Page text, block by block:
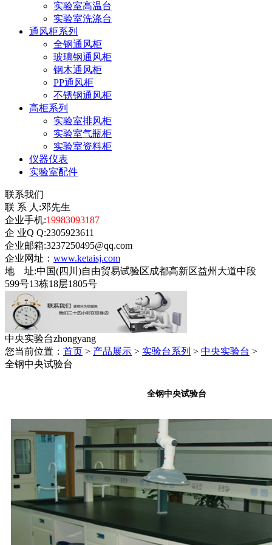
实验室高温台
实验室洗涤台
通风柜系列
全钢通风柜
玻璃钢通风柜
钢木通风柜
PP通风柜
不锈钢通风柜
高柜系列
实验室排风柜
实验室气瓶柜
实验室资料柜
仪器仪表
实验室配件
联系我们
联 系 人:邓先生
企业手机:19983093187
企 业Q Q:2305923611
企业邮箱:3237250495@qq.com
企业网址： www.ketaisj.com
地 址:中国(四川)自由贸易试验区成都高新区益州大道中段
599号13栋18层1805号
中央实验台zhongyang
您当前位置： 首页 > 产品展示 > 实验台系列 > 中央实验台 >
全钢中央试验台
全钢中央试验台